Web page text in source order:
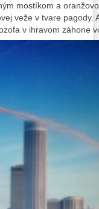
mostíkom a
veže v tvare pagody.
v ihravom záhone